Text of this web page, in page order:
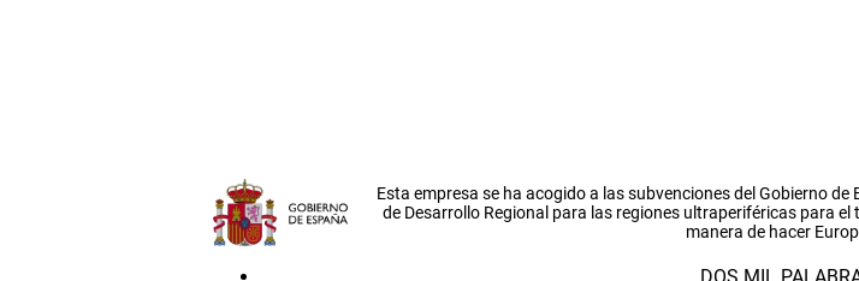
Esta empresa se ha acogido a las subvenciones del Gobierno
de Desarrollo Regional para las regiones ultraperiféricas para
manera de hacer